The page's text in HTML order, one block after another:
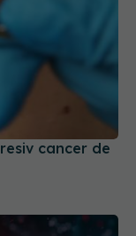
cancer de